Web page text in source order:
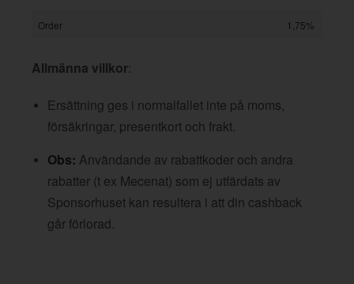
Order 1,75%
Allmänna villkor:
Ersättning ges i normalfallet inte på moms,
försäkringar, presentkort och frakt.
Obs: Användande av rabattkoder och andra
rabatter (t ex Mecenat) som ej utfärdats av
Sponsorhuset kan resultera i att din cashback
går förlorad.